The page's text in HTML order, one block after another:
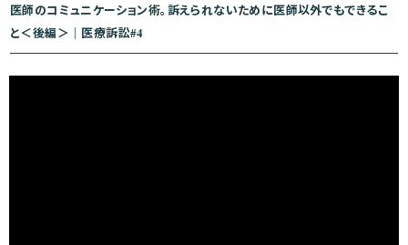
医師のコミュニケーション術。訴えられないために医師以外でもできるこ
と＜後編＞｜医療訴訟#4